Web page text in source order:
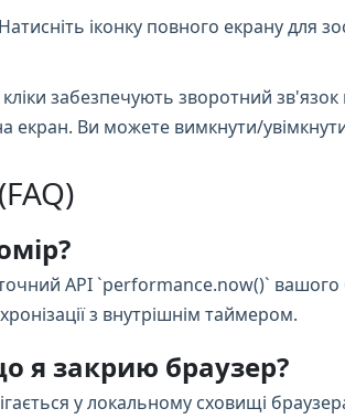
Натисніть іконку повного екрану для
кліки забезпечують зворотний
Ви можете вимкнути/
API `performance.now()`
з внутрішнім таймером.
я закрию браузер?
у локальному сховищі